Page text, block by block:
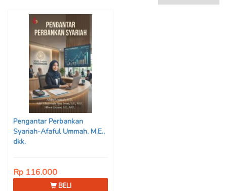
Pengantar Perbankan
Syariah-Afaful Ummah, M.E.,
dkk.
Rp 116.000
BELI